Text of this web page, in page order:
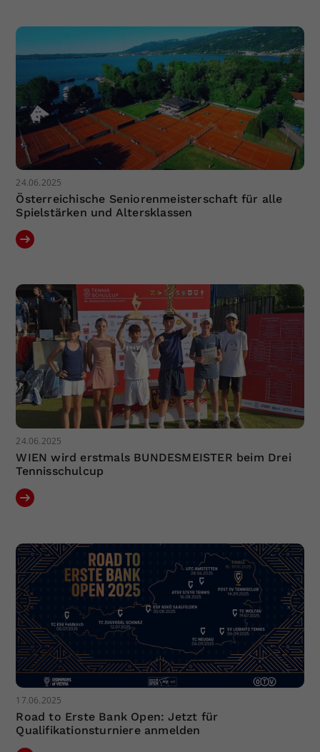
24.06.2025
Österreichische Seniorenmeisterschaft für alle
Spielstärken und Altersklassen
24.06.2025
WIEN wird erstmals BUNDESMEISTER beim Drei
Tennisschulcup
17.06.2025
Road to Erste Bank Open: Jetzt für
Qualifikationsturniere anmelden
Einstellungen. Unter anderem eine
zufällig generierte ID, für die
historische Speicherung Ihrer
vorgenommen Einstellungen, falls der
Webseiten-Betreiber dies eingestellt
hat.